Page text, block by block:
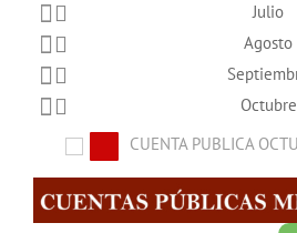
Julio
Agosto
Octubre
CUENTA PUBLICA